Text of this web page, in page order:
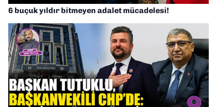
6 buçuk yıldır bitmeyen adalet mücadelesi!